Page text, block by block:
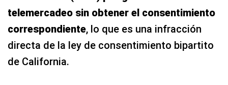
telemercadeo sin obtener el consentimiento
correspondiente, lo que es una infracción
directa de la ley de consentimiento bipartito
de California.